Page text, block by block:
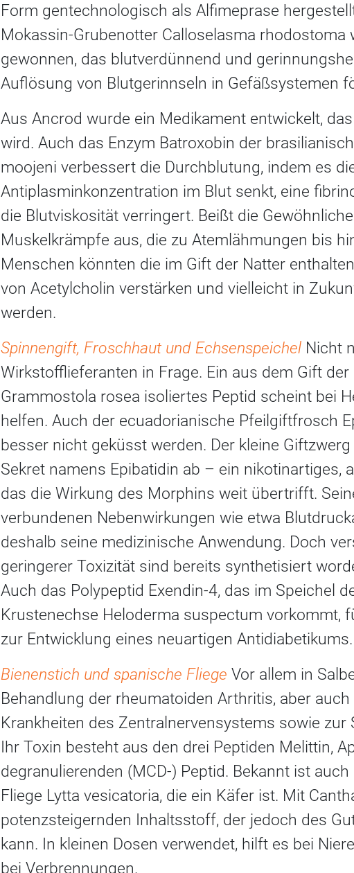
Form gentechnologisch als Alfimeprase
Mokassin-Grubenotter Calloselasma rhodostoma
gewonnen, das blutverdünnend und
Auflösung von Blutgerinnseln in Gefäßsystemen
Aus Ancrod wurde ein Medikament entwickelt,
wird. Auch das Enzym Batroxobin der
moojeni verbessert die Durchblutung, indem es
Antiplasminkonzentration im Blut senkt, eine
die Blutviskosität verringert. Beißt die
Muskelkrämpfe aus, die zu Atemlähmungen bis
Menschen könnten die im Gift der Natter
von Acetylcholin verstärken und vielleicht in
werden.
Spinnengift, Froschhaut und Echsenspeichel Nicht
Wirkstofflieferanten in Frage. Ein aus dem Gift
Grammostola rosea isoliertes Peptid scheint bei
helfen. Auch der ecuadorianische Pfeilgiftfrosch
besser nicht geküsst werden. Der kleine
Sekret namens Epibatidin ab – ein nikotinartiges,
das die Wirkung des Morphins weit übertrifft.
verbundenen Nebenwirkungen wie etwa
deshalb seine medizinische Anwendung. Doch
geringerer Toxizität sind bereits synthetisiert
Auch das Polypeptid Exendin-4, das im Speichel
Krustenechse Heloderma suspectum vorkommt,
zur Entwicklung eines neuartigen Antidiabetikums.
Bienenstich und spanische Fliege Vor allem in
Behandlung der rheumatoiden Arthritis, aber
Krankheiten des Zentralnervensystems sowie
Ihr Toxin besteht aus den drei Peptiden Melittin,
degranulierenden (MCD-) Peptid. Bekannt ist
Fliege Lytta vesicatoria, die ein Käfer ist. Mit
potenzsteigernden Inhaltsstoff, der jedoch des
kann. In kleinen Dosen verwendet, hilft es bei
bei Verbrennungen.